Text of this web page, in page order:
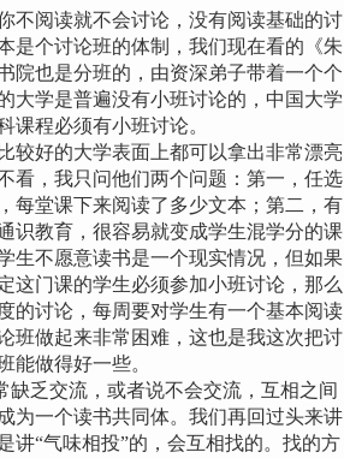
阅读就不会讨论，没有阅读基础的讨
是个讨论班的体制，我们现在看的《朱
院也是分班的，由资深弟子带着一个个
大学是普遍没有小班讨论的，中国大学
课程必须有小班讨论。
好的大学表面上都可以拿出非常漂亮
看，我只问他们两个问题：第一，任选
每堂课下来阅读了多少文本；第二，有
识教育，很容易就变成学生混学分的课
生不愿意读书是一个现实情况，但如果
这门课的学生必须参加小班讨论，那么
的讨论，每周要对学生有一个基本阅读
班做起来非常困难，这也是我这次把讨
能做得好一些。
乏交流，或者说不会交流，互相之间
为一个读书共同体。我们再回过头来讲
讲“气味相投”的，会互相找的。找的方